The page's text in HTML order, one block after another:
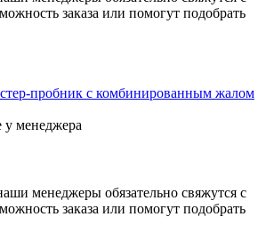
заказа или помогут подобрать
пробник с комбинированным жалом
у менеджера
менеджеры обязательно свяжутся с
заказа или помогут подобрать